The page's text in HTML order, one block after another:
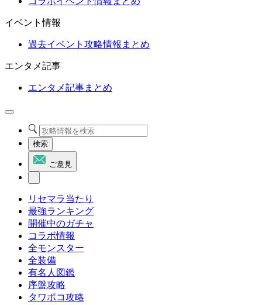
イベント情報
過去イベント攻略情報まとめ
エンタメ記事
エンタメ記事まとめ
検索
ご意見
リセマラ当たり
最強ランキング
開催中のガチャ
コラボ情報
全モンスター
全装備
有名人図鑑
序盤攻略
タワポコ攻略